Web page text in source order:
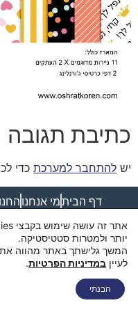
כתיבת תגובה
יש להתחבר למערכת כדי
דף הביתמי אנחנו
יותר ולמטרות סטטיסטיקה.
המשך גלישתך באתר מהווה
לעיין במדיניות הפרטיות.
הבנתי